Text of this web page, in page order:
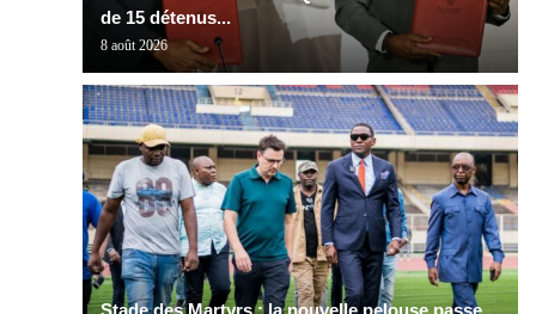
de 15 détenus...
8 août 2026
Stade des Martyrs : la nouvelle pelouse passe